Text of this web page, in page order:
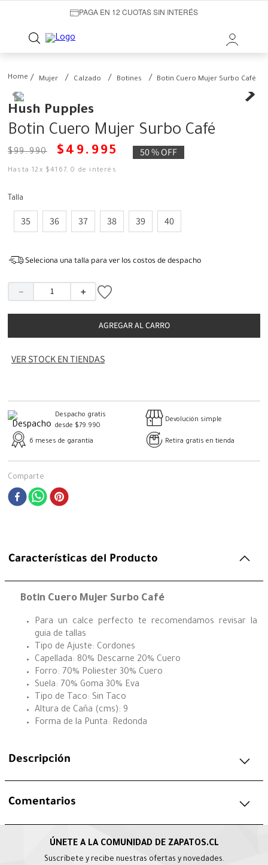
PAGA EN 12 CUOTAS SIN INTERÉS
Mujer Calzado Botines Botin Cuero Mujer Surbo Café
Hush Puppies
Botin Cuero Mujer Surbo Café
$99.990 $ 49 . 995 50 %OFF
Hasta12 x $4167,0 de interés
Talla
35 36 37 38 39 40
Seleciona una talla para ver los costos de despacho
＋
－
AGREGAR AL CARRO
VER STOCK EN TIENDAS
Despacho gratis
desde $79.990
Devolución simple
6 meses de garantía Retira gratis en tienda
Comparte
Características del Producto
Botin Cuero Mujer Surbo Café
Para un calce perfecto te recomendamos revisar la
guia de tallas
Tipo de Ajuste: Cordones
Capellada: 80% Descarne 20% Cuero
Forro: 70% Poliester 30% Cuero
Suela: 70% Goma 30% Eva
Tipo de Taco: Sin Taco
Altura de Caña (cms): 9
Forma de la Punta: Redonda
Descripción
Comentarios
Suscríbete y recibe nuestras ofertas y novedades.